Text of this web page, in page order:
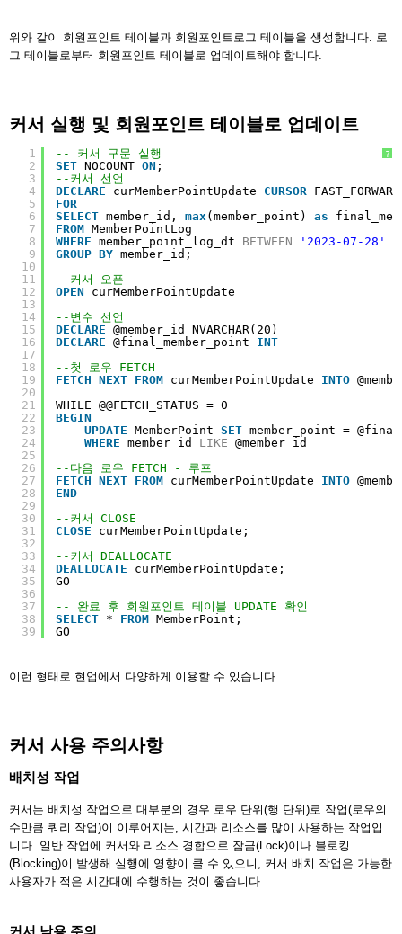
위와 같이 회원포인트 테이블과 회원포인트로그 테이블을 생성합니다. 로
그 테이블로부터 회원포인트 테이블로 업데이트해야 합니다.
커서 실행 및 회원포인트 테이블로 업데이트
?
1
2
3
4
5
6
7
8
9
10
11
12
13
14
15
16
17
18
19
20
21
22
23
24
25
26
27
28
29
30
31
32
33
34
35
36
37
38
39
-- 커서 구문 실행
SET NOCOUNT ON ;
--커서 선언
DECLARE
curMemberPointUpdate CURSOR FAST_FORWARD
FOR
SELECT member_id, max(member_point) as
FROM MemberPointLog
WHERE member_point_log_dt BETWEEN '2023-07-28'
GROUP BY member_id;
--커서 오픈
OPEN
curMemberPointUpdate
--변수 선언
DECLARE @member_id NVARCHAR(20)
DECLARE @final_member_point INT
--첫 로우 FETCH
FETCH NEXT FROM curMemberPointUpdate INTO
WHILE @@FETCH_STATUS = 0
BEGIN
UPDATE MemberPoint SET member_point =
WHERE member_id LIKE @member_id
--다음 로우 FETCH - 루프
FETCH NEXT FROM curMemberPointUpdate INTO
END
--커서 CLOSE
CLOSE
curMemberPointUpdate;
--커서 DEALLOCATE
DEALLOCATE
curMemberPointUpdate;
GO
-- 완료 후 회원포인트 테이블 UPDATE 확인
SELECT * FROM MemberPoint;
GO
이런 형태로 현업에서 다양하게 이용할 수 있습니다.
커서 사용 주의사항
배치성 작업
커서는 배치성 작업으로 대부분의 경우 로우 단위(행 단위)로 작업(로우의
수만큼 쿼리 작업)이 이루어지는, 시간과 리소스를 많이 사용하는 작업입
니다. 일반 작업에 커서와 리소스 경합으로 잠금(Lock)이나 블로킹
(Blocking)이 발생해 실행에 영향이 클 수 있으니, 커서 배치 작업은 가능한
사용자가 적은 시간대에 수행하는 것이 좋습니다.
커서 남용 주의